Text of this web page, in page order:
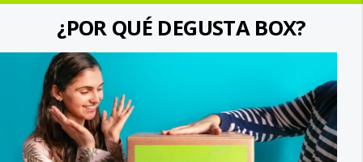
¿POR QUÉ DEGUSTA BOX?